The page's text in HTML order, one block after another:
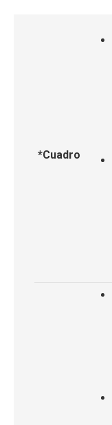
*Cuadro